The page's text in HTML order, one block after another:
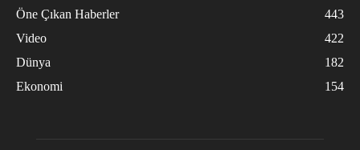
Öne Çıkan Haberler
443
Video
422
Dünya
182
Ekonomi
154